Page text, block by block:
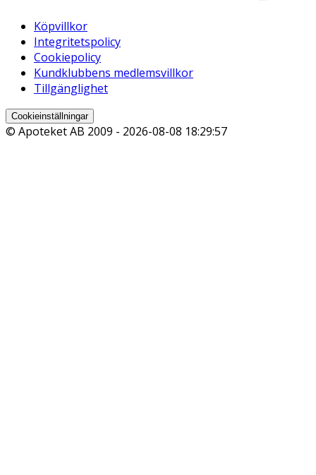
Köpvillkor
Integritetspolicy
Cookiepolicy
Kundklubbens medlemsvillkor
Tillgänglighet
Cookieinställningar
© Apoteket AB 2009 - 2026-08-08 18:29:57